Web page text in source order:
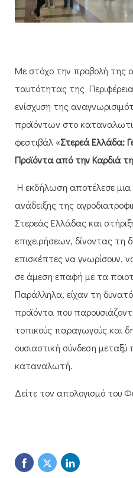
Με στόχο την προβολή της
ταυτότητας της
ενίσχυση της
προϊόντων στο
φεστιβάλ «Στερεά Ελλάδα:
Προϊόντα από την Καρδιά
Η εκδήλωση αποτέλεσε
ανάδειξης της
Στερεάς Ελλάδας και
επιχειρήσεων, δίνοντας τη
επισκέπτες να γνωρίσουν,
σε άμεση επαφή με τα
Παράλληλα, είχαν τη
προϊόντα που
τοπικούς παραγωγούς και
ουσιαστική σύνδεση
καταναλωτή.
Δείτε τον απολογισμό του